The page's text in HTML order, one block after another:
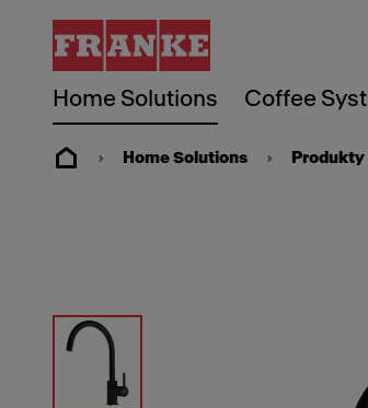
Home Solutions Coffee
Home Solutions Produkty